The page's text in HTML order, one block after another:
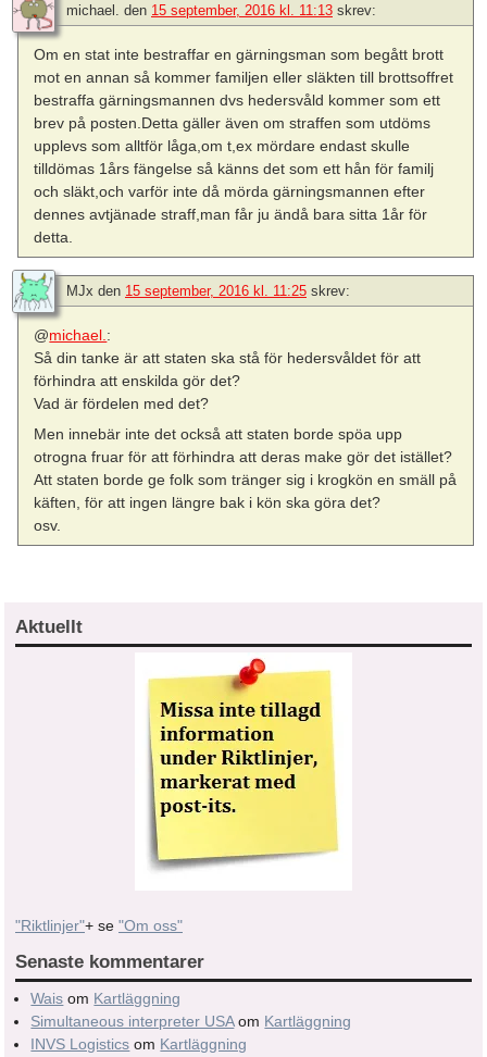
michael. den 15 september, 2016 kl. 11:13 skrev:
Om en stat inte bestraffar en gärningsman som begått brott
mot en annan så kommer familjen eller släkten till brottsoffret
bestraffa gärningsmannen dvs hedersvåld kommer som ett
brev på posten.Detta gäller även om straffen som utdöms
upplevs som alltför låga,om t,ex mördare endast skulle
tilldömas 1års fängelse så känns det som ett hån för familj
och släkt,och varför inte då mörda gärningsmannen efter
dennes avtjänade straff,man får ju ändå bara sitta 1år för
detta.
MJx den 15 september, 2016 kl. 11:25 skrev:
@michael. :
Så din tanke är att staten ska stå för hedersvåldet för att
förhindra att enskilda gör det?
Vad är fördelen med det?
Men innebär inte det också att staten borde spöa upp
otrogna fruar för att förhindra att deras make gör det istället?
Att staten borde ge folk som tränger sig i krogkön en smäll på
käften, för att ingen längre bak i kön ska göra det?
osv.
Aktuellt
"Riktlinjer"+ se "Om oss"
Senaste kommentarer
Wais om Kartläggning
Simultaneous interpreter USAom Kartläggning
INVS Logistics om Kartläggning